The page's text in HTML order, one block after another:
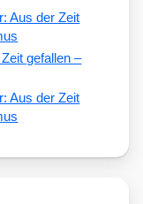
Aus der Zeit
gefallen –
Aus der Zeit